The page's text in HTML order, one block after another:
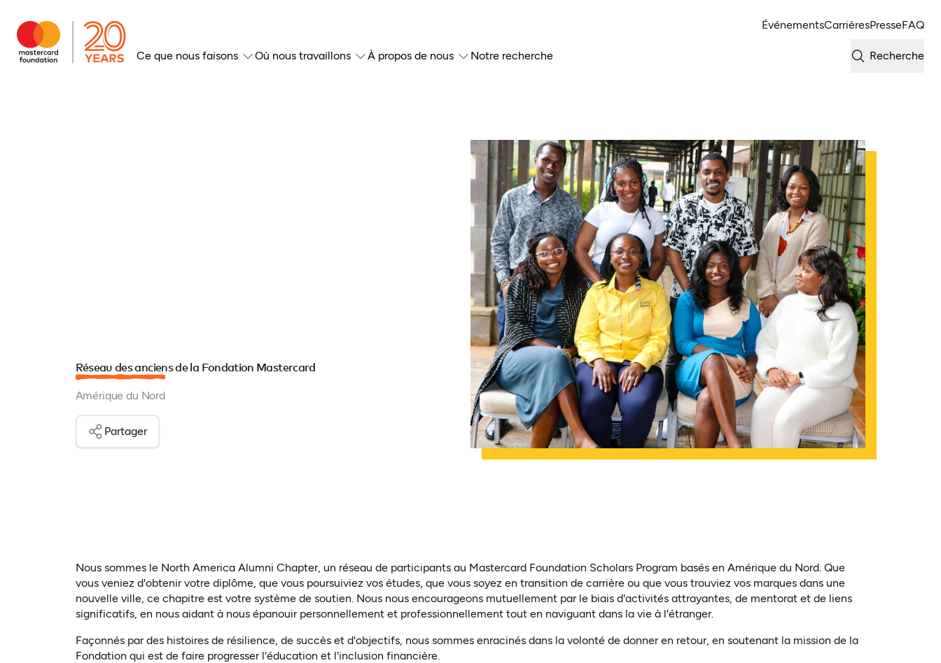
ÉvénementsCarrièresPresseFAQ
Ce que nous faisons Où nous travaillons À propos de nous Notre recherche Recherche
Réseau des anciens de la Fondation Mastercard
Amérique du Nord
Partager
Nous sommes le North America Alumni Chapter, un réseau de participants au Mastercard Foundation Scholars Program basés en Amérique du Nord. Que
vous veniez d'obtenir votre diplôme, que vous poursuiviez vos études, que vous soyez en transition de carrière ou que vous trouviez vos marques dans une
nouvelle ville, ce chapitre est votre système de soutien. Nous nous encourageons mutuellement par le biais d'activités attrayantes, de mentorat et de liens
significatifs, en nous aidant à nous épanouir personnellement et professionnellement tout en naviguant dans la vie à l'étranger.
Façonnés par des histoires de résilience, de succès et d'objectifs, nous sommes enracinés dans la volonté de donner en retour, en soutenant la mission de la
Fondation qui est de faire progresser l'éducation et l'inclusion financière.